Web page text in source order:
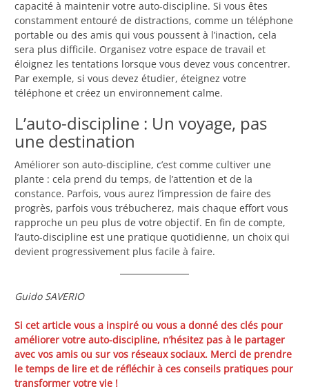
capacité à maintenir votre auto-discipline. Si vous êtes
constamment entouré de distractions, comme un téléphone
portable ou des amis qui vous poussent à l’inaction, cela
sera plus difficile. Organisez votre espace de travail et
éloignez les tentations lorsque vous devez vous concentrer.
Par exemple, si vous devez étudier, éteignez votre
téléphone et créez un environnement calme.
L’auto-discipline : Un voyage, pas
une destination
Améliorer son auto-discipline, c’est comme cultiver une
plante : cela prend du temps, de l’attention et de la
constance. Parfois, vous aurez l’impression de faire des
progrès, parfois vous trébucherez, mais chaque effort vous
rapproche un peu plus de votre objectif. En fin de compte,
l’auto-discipline est une pratique quotidienne, un choix qui
devient progressivement plus facile à faire.
Guido SAVERIO
Si cet article vous a inspiré ou vous a donné des clés pour
améliorer votre auto-discipline, n’hésitez pas à le partager
avec vos amis ou sur vos réseaux sociaux. Merci de prendre
le temps de lire et de réfléchir à ces conseils pratiques pour
transformer votre vie !